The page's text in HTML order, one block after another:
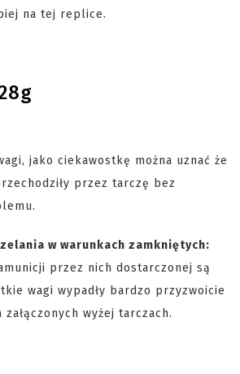
na tej replice.
jako ciekawostkę można uznać że
przez tarczę bez
w warunkach zamkniętych:
przez nich dostarczonej są
wagi wypadły bardzo przyzwoicie
wyżej tarczach.